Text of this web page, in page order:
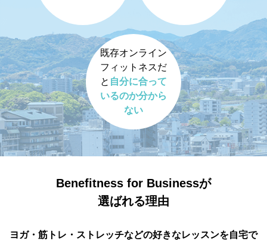
既存オンライン
フィットネスだ
と 自分に合って
いるのか分から
ない
Benefitness for Businessが
選ばれる理由
ヨガ・筋トレ・ストレッチなどの好きなレッスンを自宅で